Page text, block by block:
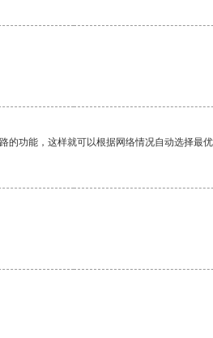
功能，这样就可以根据网络情况自动选择最